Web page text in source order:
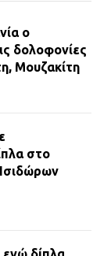
ο
δολοφονίες
Μουζακίτη
στο